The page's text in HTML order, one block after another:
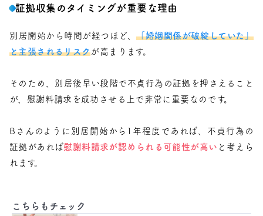
証拠収集のタイミングが重要な理由
別居開始から時間が経つほど、「婚姻関係が破綻していた」
と主張されるリスクが高まります。
そのため、別居後早い段階で不貞行為の証拠を押さえること
が、慰謝料請求を成功させる上で非常に重要なのです。
Bさんのように別居開始から1年程度であれば、不貞行為の
証拠があれば慰謝料請求が認められる可能性が高い と考えら
れます。
こちらもチェック